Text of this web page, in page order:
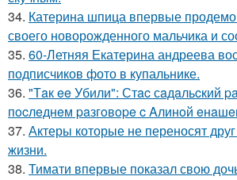
34. Катерина шпица впервые
своего новорожденного мальчика и
35. 60-Летняя Екатерина андреева
подписчиков фото в купальнике.
36. "Тaк ee Убили": Стac сaдaльcкий
пocлeднeм paзгoвope c Aлинoй
37. Актеры которые не переносят
жизни.
38. Тимати впервые показал свою